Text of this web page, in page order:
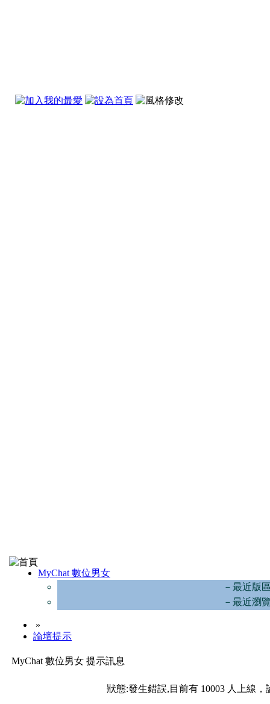
MyChat 數位男女
－最近版
－最近瀏
»
論壇提示
MyChat 數位男女 提示訊息
狀態:發生錯誤,目前有 10003 人上線